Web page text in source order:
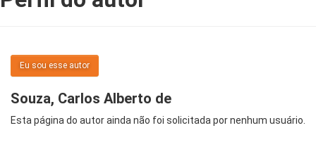
Eu sou esse autor
Souza, Carlos Alberto de
Esta página do autor ainda não foi solicitada por nenhum usuário.